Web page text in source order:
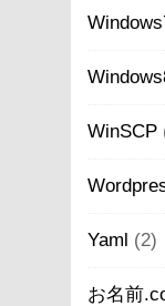
WinSCP
Yaml (2)
お名前